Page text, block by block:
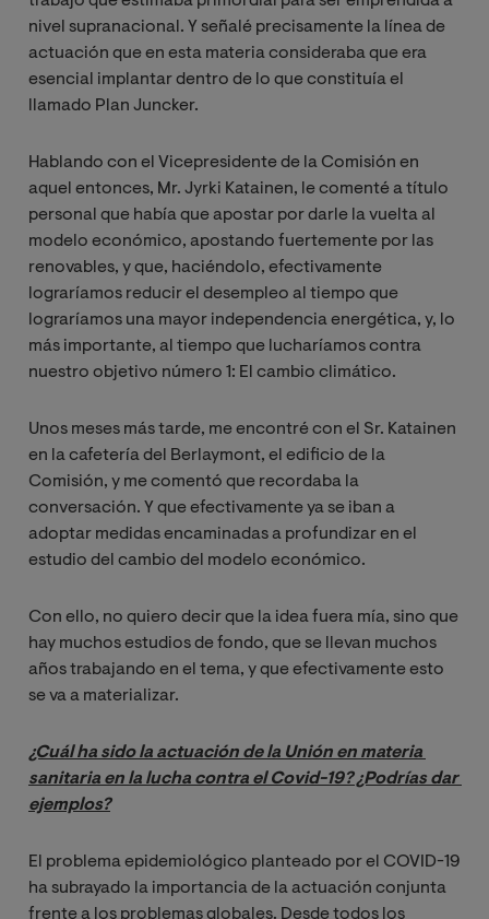
nivel supranacional. Y señalé precisamente la línea de
actuación que en esta materia consideraba que era
esencial implantar dentro de lo que constituía el
llamado Plan Juncker.
Hablando con el Vicepresidente de la Comisión en
aquel entonces, Mr. Jyrki Katainen, le comenté a título
personal que había que apostar por darle la vuelta al
modelo económico, apostando fuertemente por las
renovables, y que, haciéndolo, efectivamente
lograríamos reducir el desempleo al tiempo que
lograríamos una mayor independencia energética, y, lo
más importante, al tiempo que lucharíamos contra
nuestro objetivo número 1: El cambio climático.
Unos meses más tarde, me encontré con el Sr. Katainen
en la cafetería del Berlaymont, el edificio de la
Comisión, y me comentó que recordaba la
conversación. Y que efectivamente ya se iban a
adoptar medidas encaminadas a profundizar en el
estudio del cambio del modelo económico.
Con ello, no quiero decir que la idea fuera mía, sino que
hay muchos estudios de fondo, que se llevan muchos
años trabajando en el tema, y que efectivamente esto
se va a materializar.
¿Cuál ha sido la actuación de la Unión en materia
sanitaria en la lucha contra el Covid-19? ¿Podrías dar
ejemplos?
El problema epidemiológico planteado por el COVID-19
ha subrayado la importancia de la actuación conjunta
frente a los problemas globales. Desde todos los